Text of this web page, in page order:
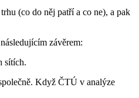
(co do něj patří a co ne), a pak
závěrem:
sítích.
Když ČTÚ v analýze